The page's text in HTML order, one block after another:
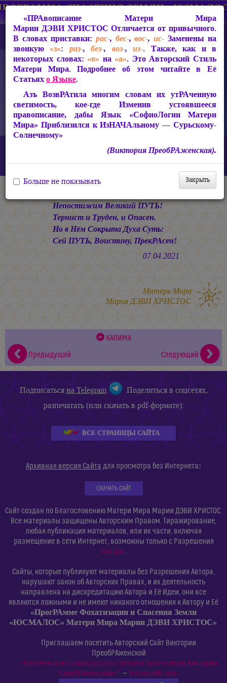
СакРАльная Поэзия Матери Мира
КАЛИМА
«Непостижим Великий ПУТЬ!..»
Непостижим Великий ПУТЬ!
Тернист и Труден, и Опасен.
Но в Нём Сокрыта Духа Суть:
Сей ПУТЬ, Воистину, ПрекРАсен!
07.04.2021
Матерь Мира
Мария ДЭВИ ХРИСТОС
КАЛИМА
Предыдущий
Следующий
«ПРАвописание Матери Мира
Марии ДЭВИ ХРИСТОС Отличается от привычного.
В словах приставки: рас-, бес-,вос-,ис- Заменены на
звонкую «з»: раз-,без-, воз-,из-. Также, как и в
некоторых словах: «о» на «а». Это Авторский Стиль
Матери Мира. Подробнее об этом читайте в Её
Статьяхо Языке.
Азъ ВозвРАтила многим словам их утРАченную
светимость, кое-где Изменив устоявшееся
правописание, дабы Язык «СофиоЛогии Матери
Мира» Приблизился к ИзНАЧАльному — Сурьскому-
Солнечному»
(Виктория ПреобРАженская).
Закрыть
Больше не показывать
Подписатьсяна Telegram
Поделиться в соцсетях,
разпечатать (или скачать в pdf-формате):
ВСЕ СТРАНИЦЫ САЙТА
Архивная версия Сайта для просмотра без Интернета:
СКАЧАТЬ САЙТ
Сайт создан по Благословению Матери Мира Марии ДЭВИ ХРИСТОС.
Все материалы защищены Авторским Правом. Тиражирование,
любая публикация материалов, или их части, включая
размещение в сети Интернет, возможны только с Разрешения
Автора.
Сайты, которые публикуют материалы без Разрешения Автора,
нарушают закон об Авторских Правах, и их деятельность
направлена на дискредитацию Автора и Её Идеи, они все
являются ложными и не имеют никакого отношения к Автору и Её
«ПрогРАмме Фохатизации и Спасения Земли
«ЮСМАЛОС» Матери Мира Марии ДЭВИ ХРИСТОС».
Приглашаем посетить Авторский Сайт Виктории
ПреобРАженской
«Космическое Полиискусство Третьего Тысячелетия Виктории
ПреобРАженской»©— VictoriaRA.com